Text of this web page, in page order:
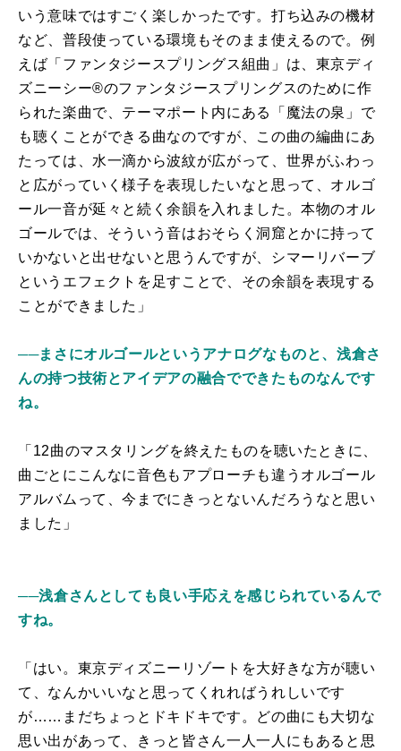
いう意味ではすごく楽しかったです。打ち込みの機材
など、普段使っている環境もそのまま使えるので。例
えば「ファンタジースプリングス組曲」は、東京ディ
ズニーシー®のファンタジースプリングスのために作
られた楽曲で、テーマポート内にある「魔法の泉」で
も聴くことができる曲なのですが、この曲の編曲にあ
たっては、水一滴から波紋が広がって、世界がふわっ
と広がっていく様子を表現したいなと思って、オルゴ
ール一音が延々と続く余韻を入れました。本物のオル
ゴールでは、そういう音はおそらく洞窟とかに持って
いかないと出せないと思うんですが、シマーリバーブ
というエフェクトを足すことで、その余韻を表現する
ことができました」
──まさにオルゴールというアナログなものと、浅倉さ
んの持つ技術とアイデアの融合でできたものなんです
ね。
「12曲のマスタリングを終えたものを聴いたときに、
曲ごとにこんなに音色もアプローチも違うオルゴール
アルバムって、今までにきっとないんだろうなと思い
ました」
──浅倉さんとしても良い手応えを感じられているんで
すね。
「はい。東京ディズニーリゾートを大好きな方が聴い
て、なんかいいなと思ってくれればうれしいです
が……まだちょっとドキドキです。どの曲にも大切な
思い出があって、きっと皆さん一人一人にもあると思